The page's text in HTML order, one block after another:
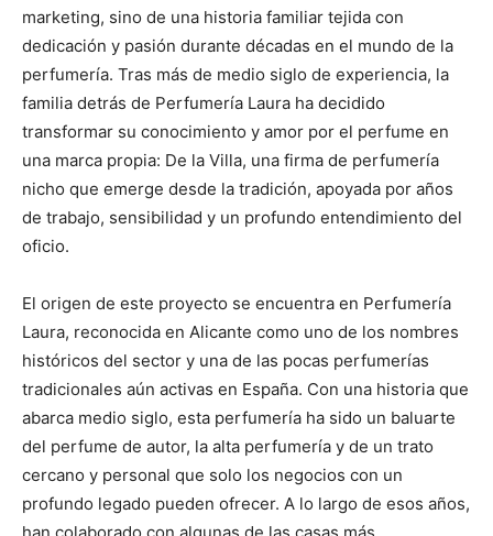
marketing, sino de una historia familiar tejida con
dedicación y pasión durante décadas en el mundo de la
perfumería. Tras más de medio siglo de experiencia, la
familia detrás de Perfumería Laura ha decidido
transformar su conocimiento y amor por el perfume en
una marca propia: De la Villa, una firma de perfumería
nicho que emerge desde la tradición, apoyada por años
de trabajo, sensibilidad y un profundo entendimiento del
oficio.
El origen de este proyecto se encuentra en Perfumería
Laura, reconocida en Alicante como uno de los nombres
históricos del sector y una de las pocas perfumerías
tradicionales aún activas en España. Con una historia que
abarca medio siglo, esta perfumería ha sido un baluarte
del perfume de autor, la alta perfumería y de un trato
cercano y personal que solo los negocios con un
profundo legado pueden ofrecer. A lo largo de esos años,